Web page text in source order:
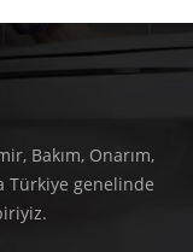
Bakım, Onarım,
Türkiye genelinde